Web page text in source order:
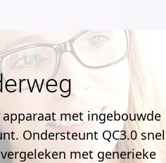
met ingebouwde
Ondersteunt QC3.0 snel
met generieke